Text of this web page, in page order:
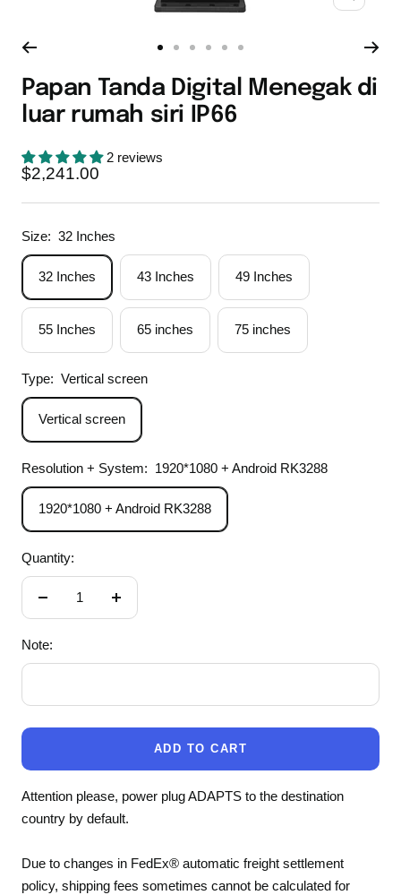
Zoom
to
slide
1
to
slide
2
to
slide
3
to
slide
to
slide
5
to
Papan Tanda Digital Menegak di
luar rumah siri IP66
2 reviews
Sale
price
$2,241.00
Size: 32 Inches
32 Inches 43 Inches 49 Inches
55 Inches 65 inches 75 inches
Type: Vertical screen
Vertical screen
Resolution + System: 1920*1080 + Android RK3288
1920*1080 + Android RK3288
Quantity:
Note:
ADD TO CART
Attention please, power plug ADAPTS to the destination
country by default.
Due to changes in FedEx® automatic freight settlement
policy, shipping fees sometimes cannot be calculated for